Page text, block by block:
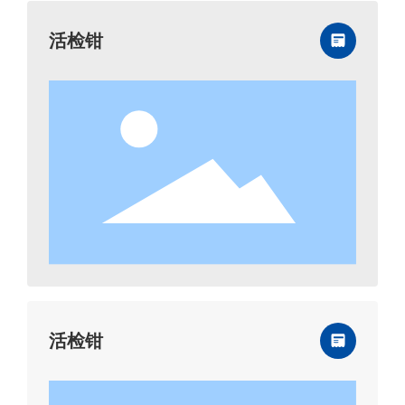
活检钳
活检钳